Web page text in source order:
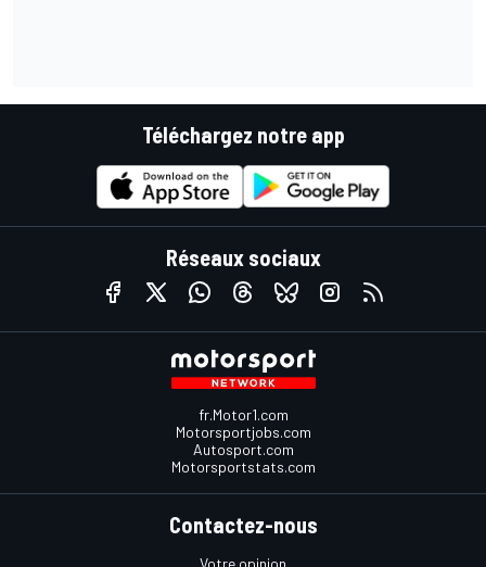
Téléchargez notre app
Réseaux sociaux
fr.Motor1.com
Motorsportjobs.com
Autosport.com
Motorsportstats.com
Contactez-nous
Votre opinion